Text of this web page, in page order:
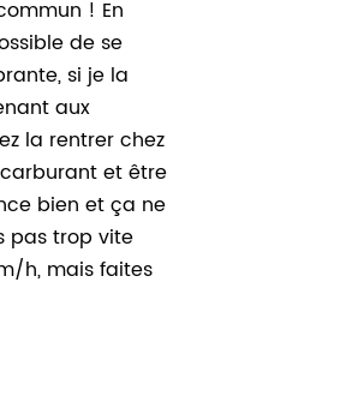
! En
de se
si je la
aux
la rentrer chez
et être
bien et ça ne
pas trop vite
h, mais faites